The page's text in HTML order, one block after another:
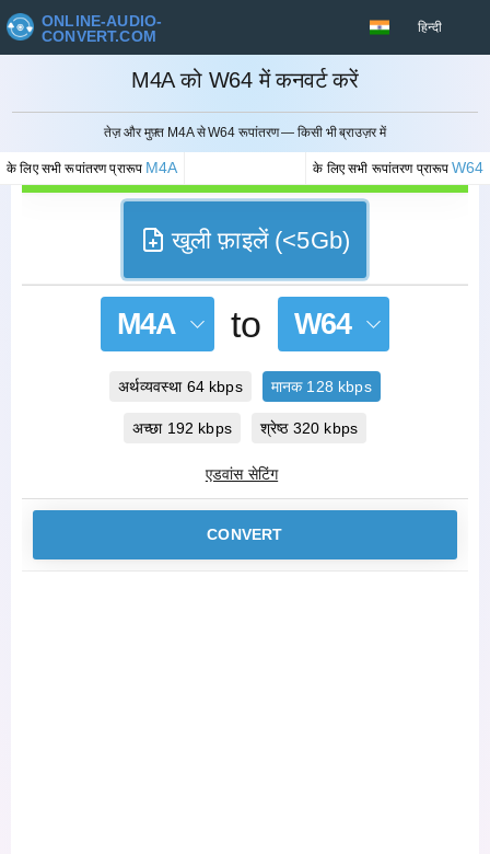
ONLINE-AUDIO-
CONVERT.COM
हिन्दी
M4A को W64 में कनवर्ट करें
तेज़ और मुफ़्त M4A से W64 रूपांतरण — किसी भी ब्राउज़र में
के लिए सभी रूपांतरण प्रारूप M4A के लिए सभी रूपांतरण प्रारूपW64
रद्द करना
खुली फ़ाइलें (<5Gb)
M4A to W64
अर्थव्यवस्था 64 kbps मानक 128 kbps
अच्छा 192 kbps श्रेष्ठ 320 kbps
एडवांस सेटिंग
CONVERT